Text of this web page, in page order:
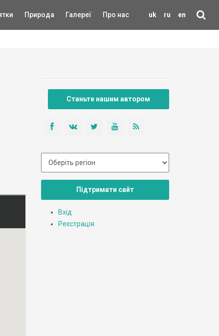
uk ru en
Природа Галереї Про нас
Станьте нашим автором
Підтримати сайт
Вхід
Реєстрація